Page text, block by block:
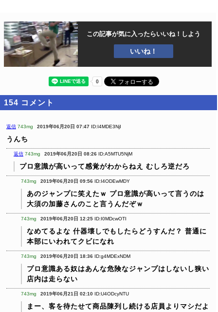
この記事が気に入ったらいいね！しよう
いいね！
154 コメント
返信 743mg 2019年06月20日 07:47 ID:I4MDE3NjI
うんち
返信 743mg 2019年06月20日 08:26 ID:A5MTU5NjM
プロ意識が高いって感覚がわからねえ むしろ逆だろ
743mg 2019年06月20日 09:56 ID:I4ODEwMDY
あのジャンプに笑えたｗ プロ意識が高いって言うのは
大須の加藤さんのこと言うんだぞｗ
743mg 2019年06月20日 12:25 ID:I0MDcwOTI
なめてるよな 什器壊しでもしたらどうすんだ？ 普通に
本部にいわれてクビになれ
743mg 2019年06月20日 18:36 ID:g4MDExNDM
プロ意識ある奴はあんな危険なジャンプはしないし狭い
店内は走らない
743mg 2019年06月21日 02:10 ID:U4ODcyNTU
まー、客を待たせて商品陳列し続ける店員よりマシだよ